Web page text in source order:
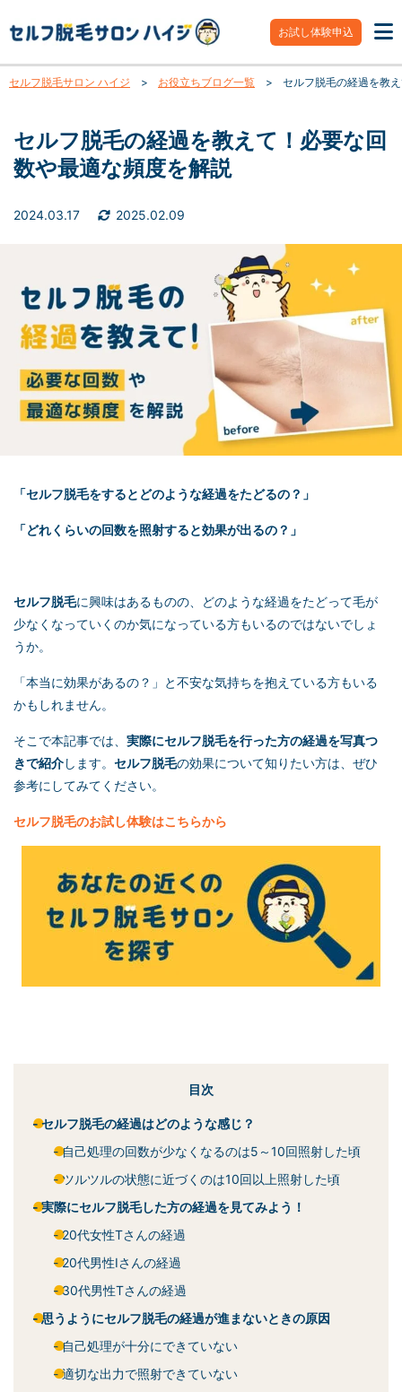
お試し体験申込
セルフ脱毛サロン ハイジ > お役立ちブログ一覧 > セルフ脱毛の経過を教
セルフ脱毛の経過を教えて！必要な回
数や最適な頻度を解説
2024.03.17 2025.02.09
「セルフ脱毛をするとどのような経過をたどるの？」
「どれくらいの回数を照射すると効果が出るの？」
セルフ脱毛に興味はあるものの、どのような経過をたどって毛が
少なくなっていくのか気になっている方もいるのではないでしょ
うか。
「本当に効果があるの？」と不安な気持ちを抱えている方もいる
かもしれません。
そこで本記事では、 実際にセルフ脱毛を行った方の経過を写真つ
きで紹介します。 セルフ脱毛の効果について知りたい方は、ぜひ
参考にしてみてください。
セルフ脱毛のお試し体験はこちらから
目次
セルフ脱毛の経過はどのような感じ？
自己処理の回数が少なくなるのは5～10回照射した頃
ツルツルの状態に近づくのは10回以上照射した頃
実際にセルフ脱毛した方の経過を見てみよう！
20代女性Tさんの経過
20代男性Iさんの経過
30代男性Tさんの経過
思うようにセルフ脱毛の経過が進まないときの原因
自己処理が十分にできていない
適切な出力で照射できていない